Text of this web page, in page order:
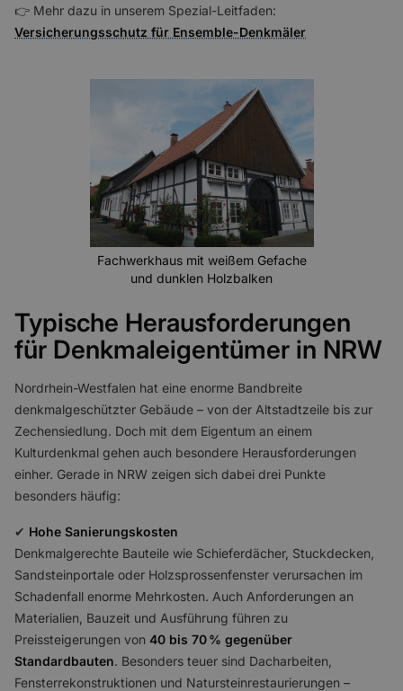
👉 Mehr dazu in unserem Spezial-Leitfaden:
Versicherungsschutz für Ensemble-Denkmäler
Fachwerkhaus mit weißem Gefache
und dunklen Holzbalken
Typische Herausforderungen
für Denkmaleigentümer in NRW
Nordrhein-Westfalen hat eine enorme Bandbreite
denkmalgeschützter Gebäude – von der Altstadtzeile bis zur
Zechensiedlung. Doch mit dem Eigentum an einem
Kulturdenkmal gehen auch besondere Herausforderungen
einher. Gerade in NRW zeigen sich dabei drei Punkte
besonders häufig:
✔ Hohe Sanierungskosten
Denkmalgerechte Bauteile wie Schieferdächer, Stuckdecken,
Sandsteinportale oder Holzsprossenfenster verursachen im
Schadenfall enorme Mehrkosten. Auch Anforderungen an
Materialien, Bauzeit und Ausführung führen zu
Preissteigerungen von 40 bis 70 % gegenüber
Standardbauten. Besonders teuer sind Dacharbeiten,
Fensterrekonstruktionen und Natursteinrestaurierungen –